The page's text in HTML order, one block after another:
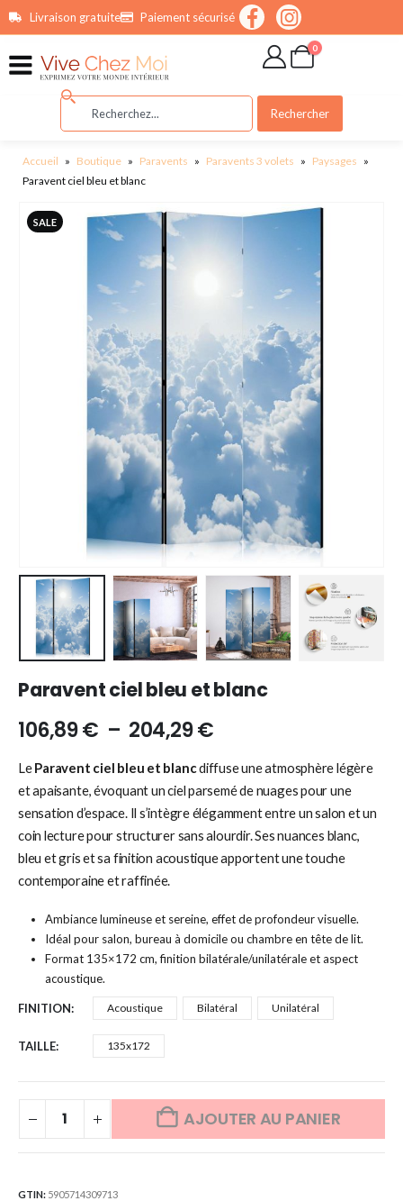
principalLivraison gratuite Paiement sécurisé
0
Rechercher
Accueil » Boutique » Paravents » Paravents 3 volets » Paysages »
Paravent ciel bleu et blanc
SALE
Paravent ciel bleu et blanc
106,89€ – 204,29€
LeParavent ciel bleu et blancdiffuse une atmosphère légère
et apaisante, évoquant un ciel parsemé de nuages pour une
sensation d’espace. Il s’intègre élégamment entre un salon et un
coin lecture pour structurer sans alourdir. Ses nuances blanc,
bleu et gris et sa finition acoustique apportent une touche
contemporaine et raffinée.
Ambiance lumineuse et sereine, effet de profondeur visuelle.
Idéal pour salon, bureau à domicile ou chambre en tête de lit.
Format 135×172 cm, finition bilatérale/unilatérale et aspect
acoustique.
FINITION Acoustique Bilatéral Unilatéral
TAILLE 135x172
AJOUTER AU PANIER
GTIN: 5905714309713